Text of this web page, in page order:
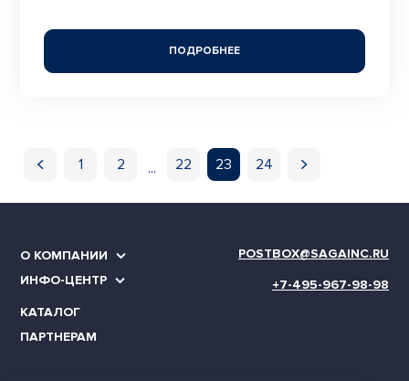
ПОДРОБНЕЕ
Предыдущая
1 2 ... 22 23 24 Следующая
О КОМПАНИИ
ИНФО-ЦЕНТР
КАТАЛОГ
ПАРТНЕРАМ
POSTBOX@SAGAINC.RU
+7-495-967-98-98